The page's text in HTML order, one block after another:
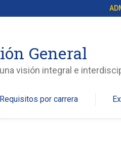
General
visión integral e
Requisitos por carrera